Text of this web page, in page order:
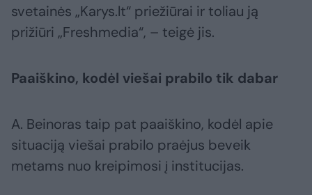
svetainės „Karys.lt“ priežiūrai ir toliau ją
prižiūri „Freshmedia“, – teigė jis.
Paaiškino, kodėl viešai prabilo tik dabar
A. Beinoras taip pat paaiškino, kodėl apie
situaciją viešai prabilo praėjus beveik
metams nuo kreipimosi į institucijas.